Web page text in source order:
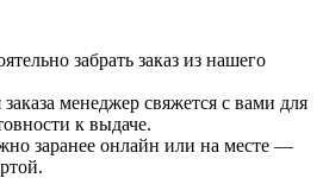
забрать заказ из нашего
менеджер свяжется с вами для
к выдаче.
заранее онлайн или на месте —